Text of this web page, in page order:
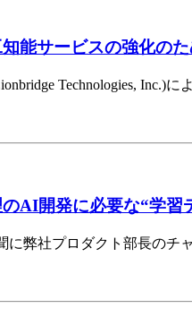
能サービスの強化の
Technologies, Inc.)
AI開発に必要な“学習
に弊社プロダクト部長のチ